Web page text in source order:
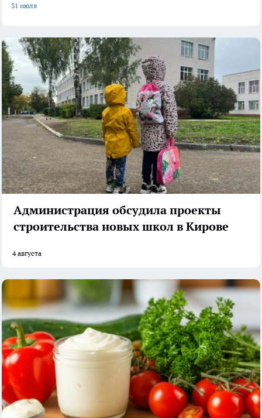
31 июля
Администрация обсудила проекты
строительства новых школ в Кирове
4 августа